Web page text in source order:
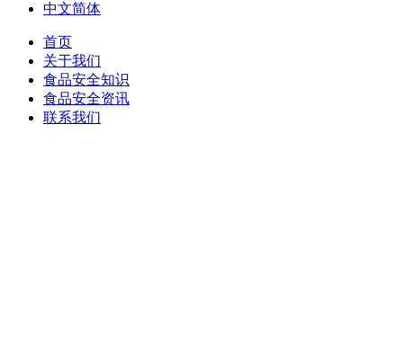
中文简体
首页
关于我们
食品安全知识
食品安全资讯
联系我们